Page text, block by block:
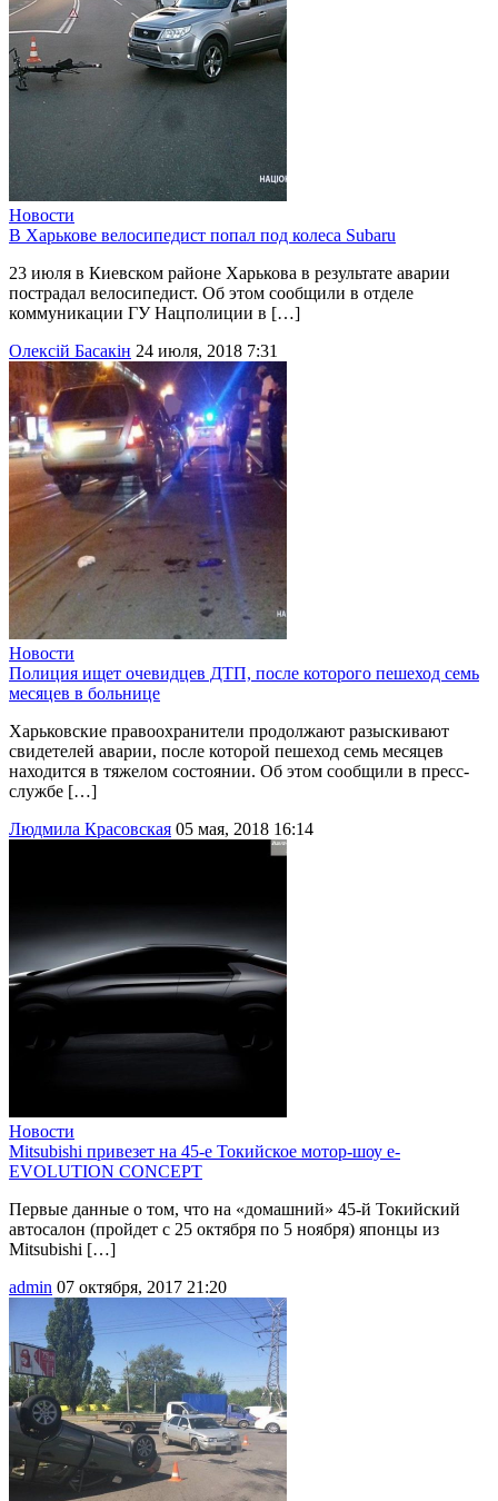
Новости
В Харькове велосипедист попал под колеса Subaru
23 июля в Киевском районе Харькова в результате аварии
пострадал велосипедист. Об этом сообщили в отделе
коммуникации ГУ Нацполиции в […]
Олексій Басакін 24 июля, 2018 7:31
Новости
Полиция ищет очевидцев ДТП, после которого пешеход семь
месяцев в больнице
Харьковские правоохранители продолжают разыскивают
свидетелей аварии, после которой пешеход семь месяцев
находится в тяжелом состоянии. Об этом сообщили в пресс-
службе […]
Людмила Красовская 05 мая, 2018 16:14
Новости
Mitsubishi привезет на 45-е Токийское мотор-шоу e-
EVOLUTION CONCEPT
Первые данные о том, что на «домашний» 45-й Токийский
автосалон (пройдет с 25 октября по 5 ноября) японцы из
Mitsubishi […]
admin 07 октября, 2017 21:20